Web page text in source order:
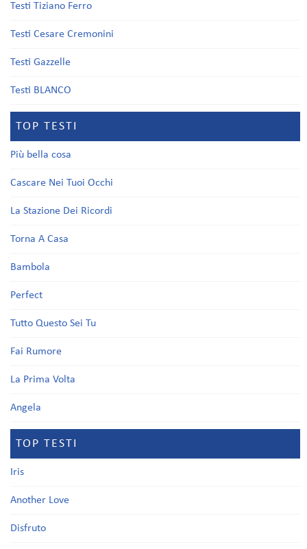
Testi Tiziano Ferro
Testi Cesare Cremonini
Testi Gazzelle
Testi BLANCO
TOP TESTI
Più bella cosa
Cascare Nei Tuoi Occhi
La Stazione Dei Ricordi
Torna A Casa
Bambola
Perfect
Tutto Questo Sei Tu
Fai Rumore
La Prima Volta
Angela
TOP TESTI
Iris
Another Love
Disfruto